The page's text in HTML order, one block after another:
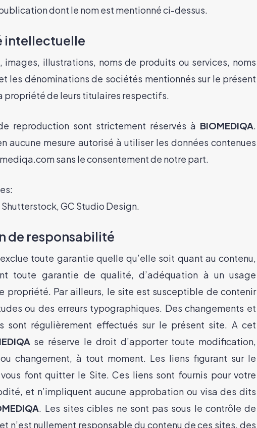
dont le nom est mentionné ci-dessus.
intellectuelle
images, illustrations, noms de produits ou services, noms
les dénominations de sociétés mentionnés sur le présent
propriété de leurs titulaires respectifs.
reproduction sont strictement réservés à BIOMEDIQA.
aucune mesure autorisé à utiliser les données contenues
sans le consentement de notre part.
Shutterstock, GC Studio Design.
de responsabilité
exclue toute garantie quelle qu’elle soit quant au contenu,
toute garantie de qualité, d’adéquation à un usage
propriété. Par ailleurs, le site est susceptible de contenir
ou des erreurs typographiques. Des changements et
sont régulièrement effectués sur le présent site. A cet
se réserve le droit d’apporter toute modification,
changement, à tout moment. Les liens figurant sur le
font quitter le Site. Ces liens sont fournis pour votre
et n’impliquent aucune approbation ou visa des dits
. Les sites cibles ne sont pas sous le contrôle de
et n’est nullement responsable du contenu de ces sites, des